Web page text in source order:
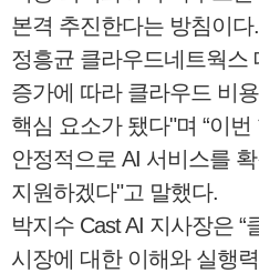
본격 추진한다는 방침이다.
정흥균 클라우드네트웍스
증가에 따라 클라우드 비
핵심 요소가 됐다"며 “이번
안정적으로 AI 서비스를
지원하겠다"고 말했다.
박지수 Cast AI 지사장은
시장에 대한 이해와 실행